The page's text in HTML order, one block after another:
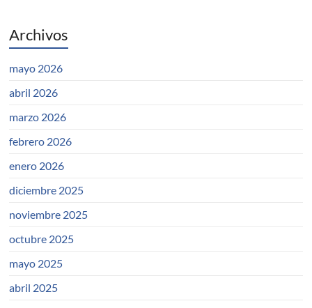
Archivos
mayo 2026
abril 2026
marzo 2026
febrero 2026
enero 2026
diciembre 2025
noviembre 2025
octubre 2025
mayo 2025
abril 2025